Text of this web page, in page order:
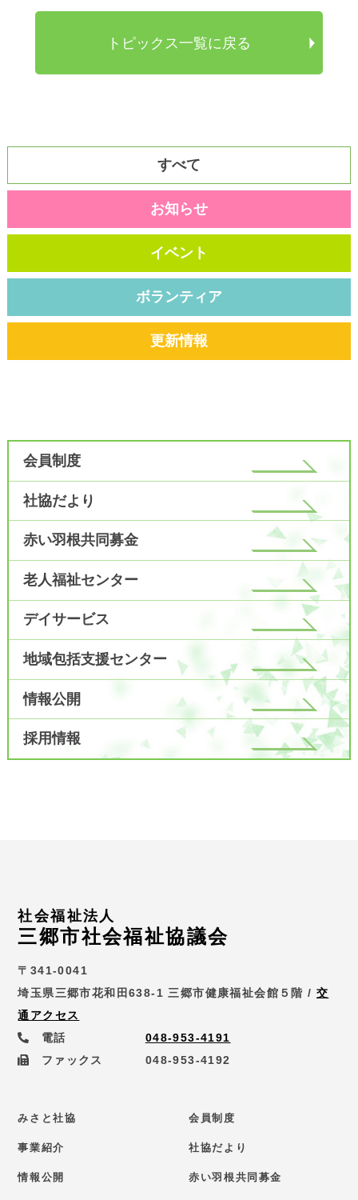
トピックス一覧に戻る
すべて
お知らせ
イベント
ボランティア
更新情報
会員制度
社協だより
赤い羽根共同募金
老人福祉センター
デイサービス
地域包括支援センター
情報公開
採用情報
社会福祉法人
三郷市社会福祉協議会
〒341-0041
埼玉県三郷市花和田638-1 三郷市健康福祉会館５階 /交
通アクセス
電話
048-953-4191
ファックス
048-953-4192
みさと社協
事業紹介
情報公開
会員制度
社協だより
赤い羽根共同募金